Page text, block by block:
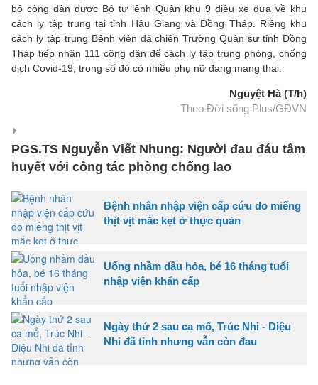
bộ công dân được Bộ tư lệnh Quân khu 9 điều xe đưa về khu
cách ly tập trung tại tỉnh Hậu Giang và Đồng Tháp. Riêng khu
cách ly tập trung Bệnh viện dã chiến Trường Quân sự tỉnh Đồng
Tháp tiếp nhận 111 công dân để cách ly tập trung phòng, chống
dịch Covid-19, trong số đó có nhiều phụ nữ đang mang thai.
Nguyệt Hà (T/h)
Theo Đời sống Plus/GĐVN
PGS.TS Nguyễn Viết Nhung: Người đau đáu tâm
huyết với công tác phòng chống lao
Bệnh nhân nhập viện cấp cứu do miếng
thịt vịt mắc kẹt ở thực quản
Uống nhầm dầu hỏa, bé 16 tháng tuổi
nhập viện khẩn cấp
Ngày thứ 2 sau ca mổ, Trúc Nhi - Diệu
Nhi đã tỉnh nhưng vẫn còn đau